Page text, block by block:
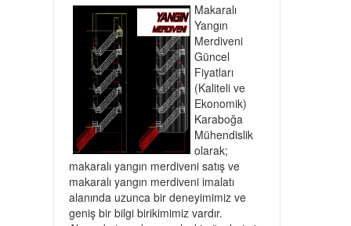
Makaralı
Yangın
Merdiveni
Güncel
Fiyatları
(Kaliteli ve
Ekonomik)
Karaboğa
Mühendislik
olarak;
makaralı yangın merdiveni satış ve
makaralı yangın merdiveni imalatı
alanında uzunca bir deneyimimiz ve
geniş bir bilgi birikimimiz vardır.